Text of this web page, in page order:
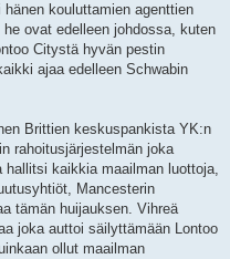
kouluttamien agenttien
ovat edelleen johdossa, kuten
Citystä hyvän pestin
ajaa edelleen Schwabin
Brittien keskuspankista YK:n
rahoitusjärjestelmän joka
hallitsi kaikkia maailman luottoja,
Mancesterin
tämän huijauksen. Vihreä
joka auttoi säilyttämään Lontoo
ollut maailman